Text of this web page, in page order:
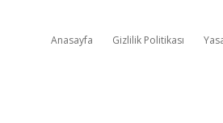
Anasayfa Gizlilik Politikası